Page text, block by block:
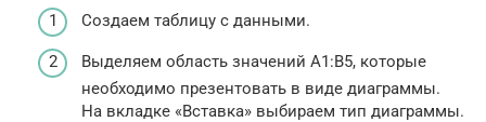
Создаем таблицу с данными.
Выделяем область значений A1:B5, которые
необходимо презентовать в виде диаграммы.
На вкладке «Вставка» выбираем тип диаграммы.